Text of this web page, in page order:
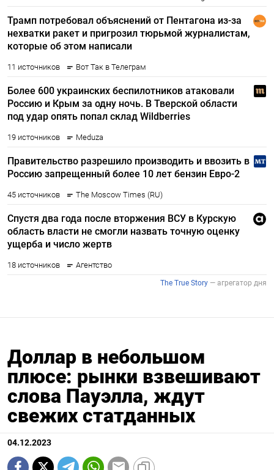
Доллар в небольшом
плюсе: рынки взвешивают
слова Пауэлла, ждут
свежих статданных
04.12.2023